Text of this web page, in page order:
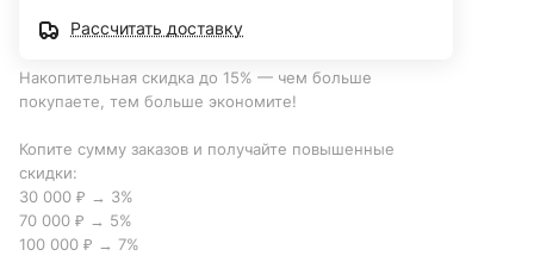
Рассчитать доставку
Накопительная скидка до 15% — чем больше
покупаете, тем больше экономите!
Копите сумму заказов и получайте повышенные
скидки:
30 000 ₽ → 3%
70 000 ₽ → 5%
100 000 ₽ → 7%